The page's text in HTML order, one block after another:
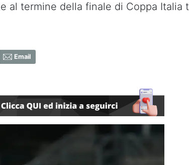
al termine della finale di Coppa Italia
Email